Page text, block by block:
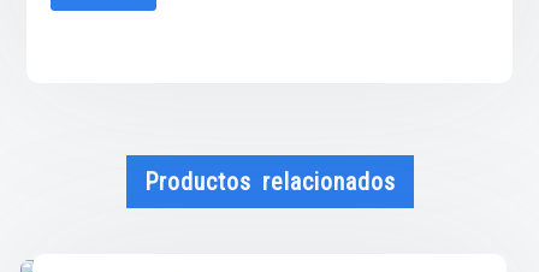
Productos relacionados